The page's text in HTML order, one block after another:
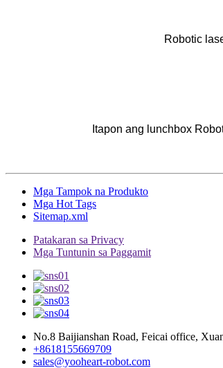
Robotic
Itapon ang lunchbox
Mga Tampok na Produkto
Mga Hot Tags
Sitemap.xml
Patakaran sa Privacy
Mga Tuntunin sa Paggamit
No.8 Baijianshan Road, Feicai office,
+8618155669709
sales@yooheart-robot.com